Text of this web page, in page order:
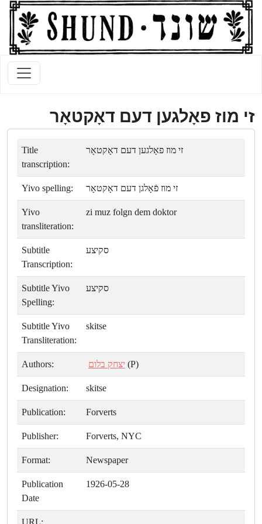
זי מוז פאָלגען דעם דאָקטאָר
Title
transcription:
זי מוז פאָלגען דעם דאָקטאָר
Yivo spelling: זי מוז פֿאָלגן דעם דאָקטאָר
Yivo
transliteration:
zi muz folgn dem doktor
Subtitle
Transcription:
סקיצע
Subtitle Yivo
Spelling:
סקיצע
Subtitle Yivo
Transliteration:
skitse
Authors: יצחק בלום (P)
Designation: skitse
Publication: Forverts
Publisher: Forverts, NYC
Format: Newspaper
Publication
Date
1926-05-28
URL: